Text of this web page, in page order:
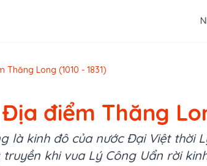
Thăng Long (1010 - 1831)
Địa điểm Thăng
là kinh đô của nước Đại Việt thời
truyền khi vua Lý Công Uẩn rời